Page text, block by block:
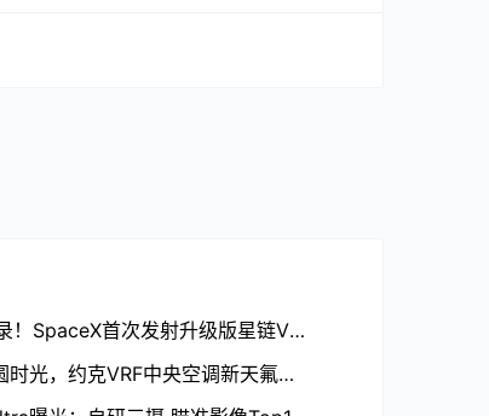
一次27颗创纪录！SpaceX首次发射升级版星链V2 Mini卫星
用科技守护团圆时光，约克VRF中央空调新天氟地水/天氟热水让春节更美好！